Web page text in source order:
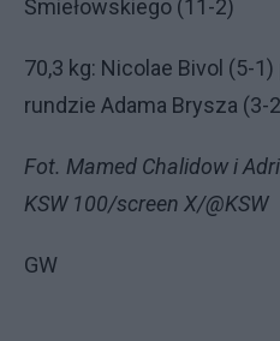
Śmiełowskiego (11-2)
70,3 kg: Nicolae Bivol (5-
rundzie Adama Brysza (3-
Fot. Mamed Chalidow i
KSW 100/screen X/@KSW
GW